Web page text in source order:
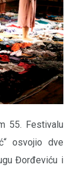
55. Festivalu
osvojio dve
Đorđeviću i